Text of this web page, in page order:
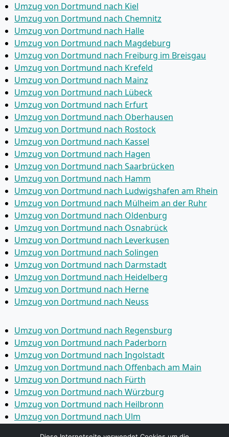
Umzug von Dortmund nach Kiel
Umzug von Dortmund nach Chemnitz
Umzug von Dortmund nach Halle
Umzug von Dortmund nach Magdeburg
Umzug von Dortmund nach Freiburg im Breisgau
Umzug von Dortmund nach Krefeld
Umzug von Dortmund nach Mainz
Umzug von Dortmund nach Lübeck
Umzug von Dortmund nach Erfurt
Umzug von Dortmund nach Oberhausen
Umzug von Dortmund nach Rostock
Umzug von Dortmund nach Kassel
Umzug von Dortmund nach Hagen
Umzug von Dortmund nach Saarbrücken
Umzug von Dortmund nach Hamm
Umzug von Dortmund nach Ludwigshafen am Rhein
Umzug von Dortmund nach Mülheim an der Ruhr
Umzug von Dortmund nach Oldenburg
Umzug von Dortmund nach Osnabrück
Umzug von Dortmund nach Leverkusen
Umzug von Dortmund nach Solingen
Umzug von Dortmund nach Darmstadt
Umzug von Dortmund nach Heidelberg
Umzug von Dortmund nach Herne
Umzug von Dortmund nach Neuss
Umzug von Dortmund nach Regensburg
Umzug von Dortmund nach Paderborn
Umzug von Dortmund nach Ingolstadt
Umzug von Dortmund nach Offenbach am Main
Umzug von Dortmund nach Fürth
Umzug von Dortmund nach Würzburg
Umzug von Dortmund nach Heilbronn
Umzug von Dortmund nach Ulm